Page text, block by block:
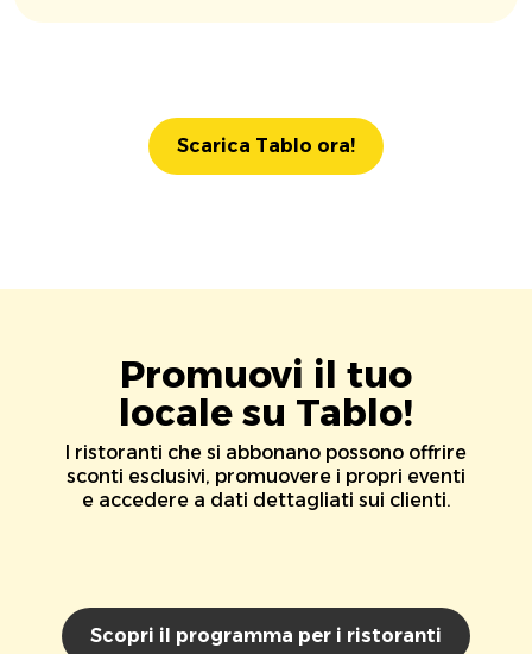
Scarica Tablo ora!
Promuovi il tuo
locale su Tablo!
I ristoranti che si abbonano possono offrire
sconti esclusivi, promuovere i propri eventi
e accedere a dati dettagliati sui clienti.
Scopri il programma per i ristoranti